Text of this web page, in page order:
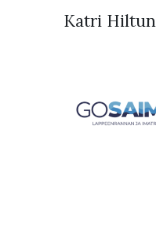
Katri